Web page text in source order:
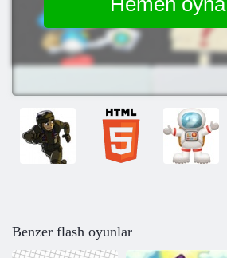
Benzer flash oyunlar